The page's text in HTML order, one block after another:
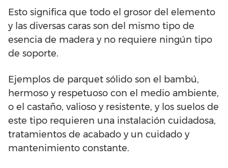
Esto significa que todo el grosor del elemento
y las diversas caras son del mismo tipo de
esencia de madera y no requiere ningún tipo
de soporte.
Ejemplos de parquet sólido son el bambú,
hermoso y respetuoso con el medio ambiente,
o el castaño, valioso y resistente, y los suelos de
este tipo requieren una instalación cuidadosa,
tratamientos de acabado y un cuidado y
mantenimiento constante.